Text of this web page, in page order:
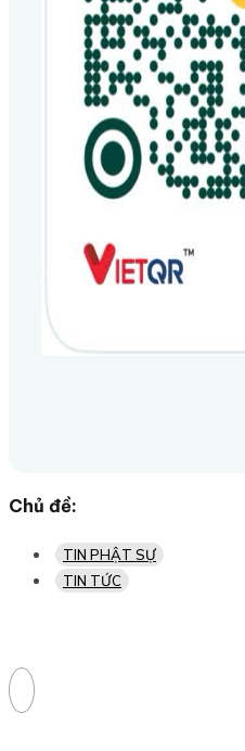
Chủ đề:
TIN PHẬT SỰ
TIN TỨC